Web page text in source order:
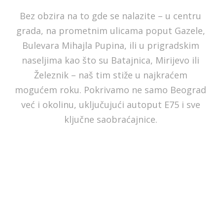
Bez obzira na to gde se nalazite – u centru
grada, na prometnim ulicama poput Gazele,
Bulevara Mihajla Pupina, ili u prigradskim
naseljima kao što su Batajnica, Mirijevo ili
Železnik – naš tim stiže u najkraćem
mogućem roku. Pokrivamo ne samo Beograd
već i okolinu, uključujući autoput E75 i sve
ključne saobraćajnice.